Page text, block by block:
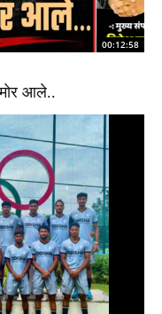
00:12:58
आले..